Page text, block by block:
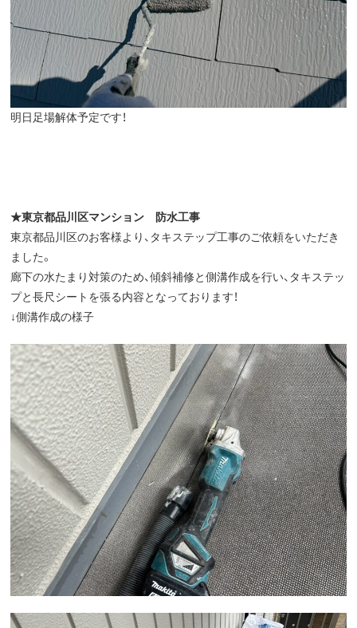
明日足場解体予定です！
★東京都品川区マンション 防水工事
東京都品川区のお客様より、タキステップ工事のご依頼をいただき
ました。
廊下の水たまり対策のため、傾斜補修と側溝作成を行い、タキステッ
プと長尺シートを張る内容となっております！
↓側溝作成の様子